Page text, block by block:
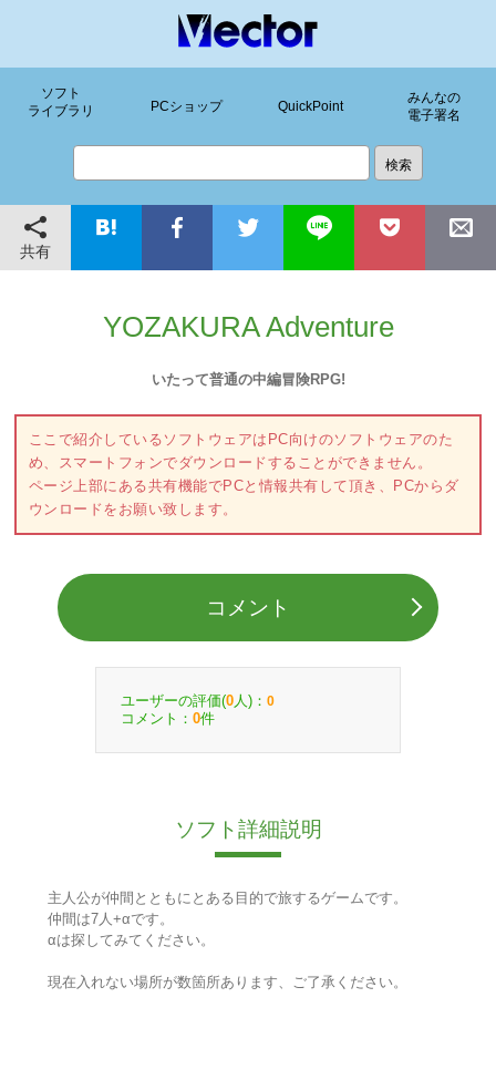
ソフト
ライブラリ
PCショップ QuickPoint
みんなの
電子署名
共有
YOZAKURA Adventure
いたって普通の中編冒険RPG!
ここで紹介しているソフトウェアはPC向けのソフトウェアのた
め、スマートフォンでダウンロードすることができません。
ページ上部にある共有機能でPCと情報共有して頂き、PCからダ
ウンロードをお願い致します。
コメント
ユーザーの評価(0 人)： 0
コメント： 0件
ソフト詳細説明
主人公が仲間とともにとある目的で旅するゲームです。
仲間は7人+αです。
αは探してみてください。
現在入れない場所が数箇所あります、ご了承ください。